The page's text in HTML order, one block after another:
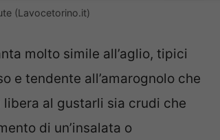
(Lavocetorino.it)
molto simile all’aglio, tipici
e tendente all’amarognolo che
al gustarli sia crudi che
di un’insalata o